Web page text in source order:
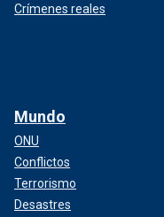
Crímenes reales
Mundo
ONU
Conflictos
Terrorismo
Desastres